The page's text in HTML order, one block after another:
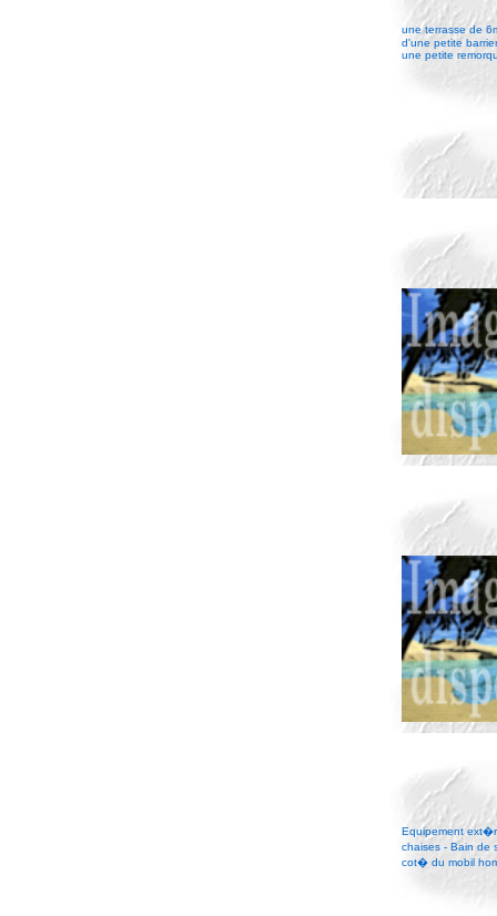
une terrasse de
d'une petite
une petite
Equipement
chaises - Bain de
cot� du mobil